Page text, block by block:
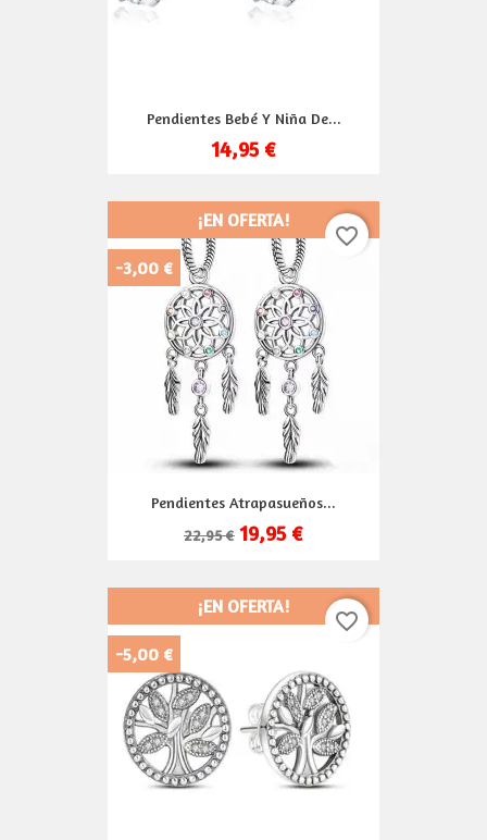
Pendientes Bebé Y Niña De...
14,95 €
Pendientes Atrapasueños...
22,95 € 19,95 €
¡EN OFERTA!
-3,00 €
favorite_border
¡EN OFERTA!
-5,00 €
favorite_border